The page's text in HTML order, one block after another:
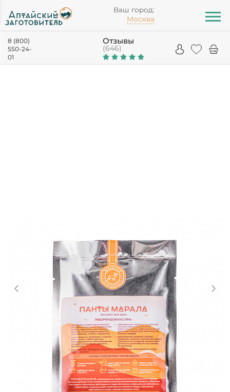
Ваш город:
Москва
8 (800)
550-24-
01
Отзывы
(646)